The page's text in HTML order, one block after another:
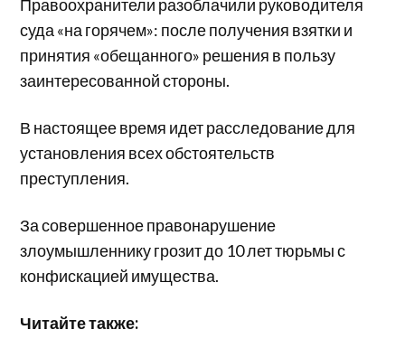
Правоохранители разоблачили руководителя
суда «на горячем»: после получения взятки и
принятия «обещанного» решения в пользу
заинтересованной стороны.
В настоящее время идет расследование для
установления всех обстоятельств
преступления.
За совершенное правонарушение
злоумышленнику грозит до 10 лет тюрьмы с
конфискацией имущества.
Читайте также: